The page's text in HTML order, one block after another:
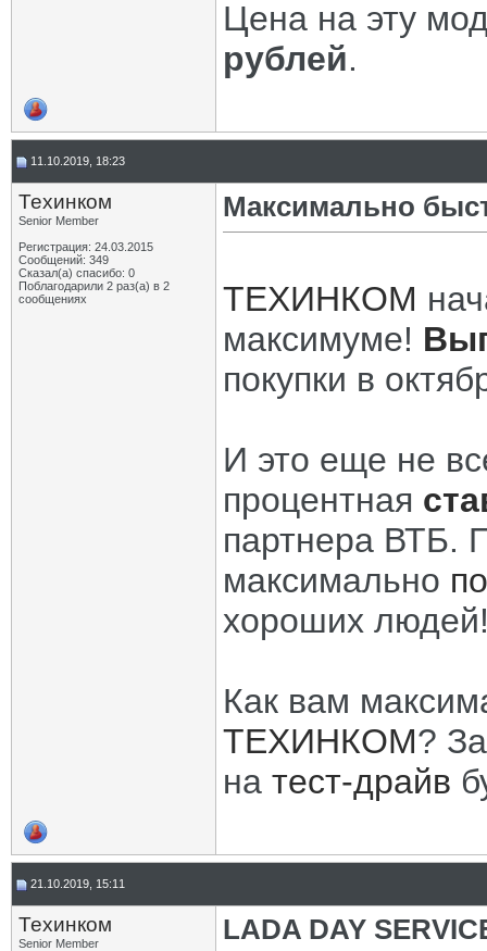
Цена на эту
рублей.
11.10.2019, 18:23
Техинком
Senior Member
Регистрация: 24.03.2015
Сообщений: 349
Сказал(а) спасибо: 0
Поблагодарили 2 раз(а) в 2
сообщениях
Максимально
ТЕХИНКОМ
максимуме!
покупки в
И это еще не
процентная
партнера ВТБ.
максимально
хороших
Как вам
ТЕХИНКОМ?
на тест-драйв
21.10.2019, 15:11
Техинком
Senior Member
LADA DAY